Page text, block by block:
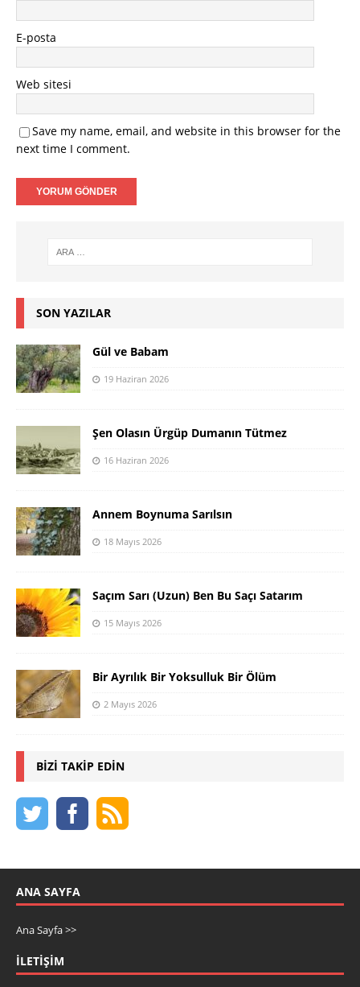
E-posta
Web sitesi
Save my name, email, and website in this browser for the
next time I comment.
SON YAZILAR
Gül ve Babam
19 Haziran 2026
Şen Olasın Ürgüp Dumanın Tütmez
16 Haziran 2026
Annem Boynuma Sarılsın
18 Mayıs 2026
Saçım Sarı (Uzun) Ben Bu Saçı Satarım
15 Mayıs 2026
Bir Ayrılık Bir Yoksulluk Bir Ölüm
2 Mayıs 2026
BIZI TAKIP EDIN
ANA SAYFA
Ana Sayfa >>
İLETIŞIM